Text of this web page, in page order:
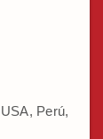
Perú,